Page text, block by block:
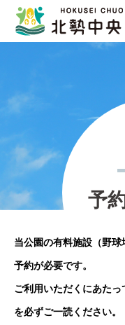
予
当公園の有料施設（野球
予約が必要です。
ご利用いただくにあた
を必ずご一読ください。